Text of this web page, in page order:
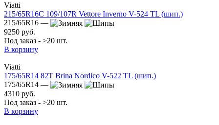
Viatti
215/65R16C 109/107R Vettore Inverno V-524 TL (шип.)
215/65R16 —
9250 руб.
Под заказ - >20 шт.
В корзину
Viatti
175/65R14 82T Brina Nordico V-522 TL (шип.)
175/65R14 —
4310 руб.
Под заказ - >20 шт.
В корзину